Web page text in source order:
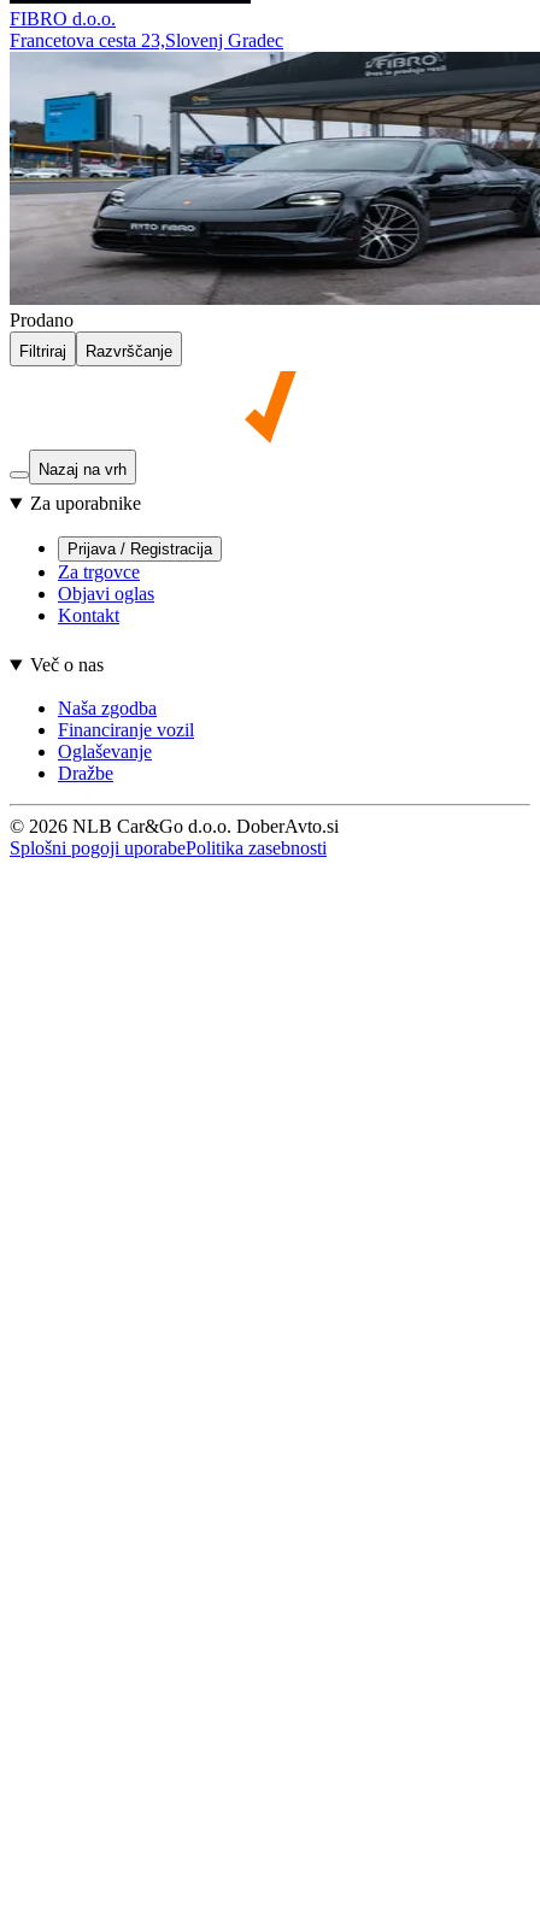
FIBRO d.o.o.
Francetova cesta 23,Slovenj Gradec
Prodano
Filtriraj Razvrščanje
Nazaj na vrh
Za uporabnike
Prijava / Registracija
Za trgovce
Objavi oglas
Kontakt
Več o nas
Naša zgodba
Financiranje vozil
Oglaševanje
Dražbe
© 2026 NLB Car&Go d.o.o. DoberAvto.si
Splošni pogoji uporabePolitika zasebnosti